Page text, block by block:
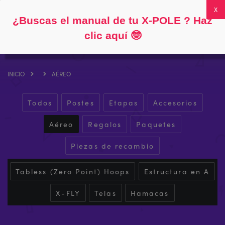
INICIO AÉREO
Todos Postes Etapas Accesorios
Aéreo Regalos Paquetes
Piezas de recambio
Tabless (Zero Point) Hoops Estructura en A
X-FLY Telas Hamacas
¿Buscas el manual de tu X-POLE ? Haz
clic aquí🤓